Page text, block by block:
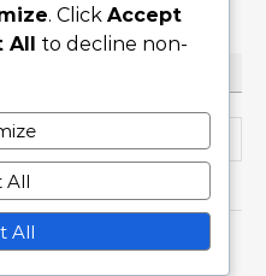
Optima Themes
. Click Accept
All to decline non-
All
All